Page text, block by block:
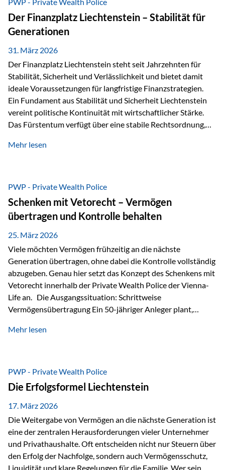
heißt das:Diese Gelder gehören im Konkursfall nicht zur
allgemeinen Konkursmasse, sondern werden ausschließlich
zur Erfüllung…
Der Finanzplatz Liechtenstein – Stabilität für
Generationen
31. März 2026
Der Finanzplatz Liechtenstein steht seit Jahrzehnten für
Stabilität, Sicherheit und Verlässlichkeit und bietet damit
ideale Voraussetzungen für langfristige Finanzstrategien.
Ein Fundament aus Stabilität und Sicherheit Liechtenstein
vereint politische Kontinuität mit wirtschaftlicher Stärke.
Das Fürstentum verfügt über eine stabile Rechtsordnung,
monarchischen Elementen basiert. Diese Struktur schafft
und Unternehmen. Ein wesentliches Merkmal ist die
Staatsfinanzierung: Liechtenstein weist keine
Staatsschulden auf, und der Schutz der wirtschaftlichen
Interessen der Bevölkerung ist in der Verfassung verankert.
Besonders hervorzuheben ist hierbei Artikel 14 der
liechtensteinischen Verfassung. Darin…
Mehr lesen
PWP - Private Wealth Police
Schenken mit Vetorecht – Vermögen
übertragen und Kontrolle behalten
25. März 2026
Viele möchten Vermögen frühzeitig an die nächste
Generation übertragen, ohne dabei die Kontrolle vollständig
abzugeben. Genau hier setzt das Konzept des Schenkens mit
Vetorecht innerhalb der Private Wealth Police der Vienna-
Life an. Die Ausgangssituation: Schrittweise
Vermögensübertragung Ein 50-jähriger Anleger plant,
der steuerliche Freibetrag optimal genutzt werden, sondern
strukturierte, langfristige Vermögensübertragung, ohne die
Kontrolle vollständig aus der Hand zu geben. Die Lösung:
Abschmelzung mit Vetorecht Die Umsetzung erfolgt über die
Private Wealth Police…
Mehr lesen
PWP - Private Wealth Police
Die Erfolgsformel Liechtenstein
17. März 2026
Die Weitergabe von Vermögen an die nächste Generation ist
eine der zentralen Herausforderungen vieler Unternehmer
und Privathaushalte. Oft entscheiden nicht nur Steuern über
den Erfolg der Nachfolge, sondern auch Vermögensschutz,
Liquidität und klare Regelungen für die Familie. Wer sein